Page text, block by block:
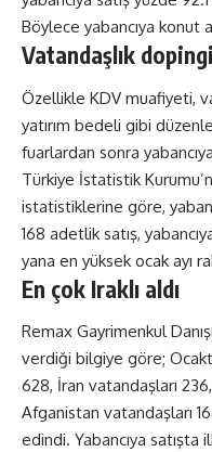
Böylece yabancıya konut
Vatandaşlık dopingi
Özellikle KDV muafiyeti,
yatırım bedeli gibi
fuarlardan sonra
Türkiye İstatistik
istatistiklerine göre,
168 adetlik satış,
yana en yüksek ocak ayı
En çok Iraklı aldı
Remax Gayrimenkul
verdiği bilgiye göre;
628, İran vatandaşları
Afganistan vatandaşları
edindi. Yabancıya satışta